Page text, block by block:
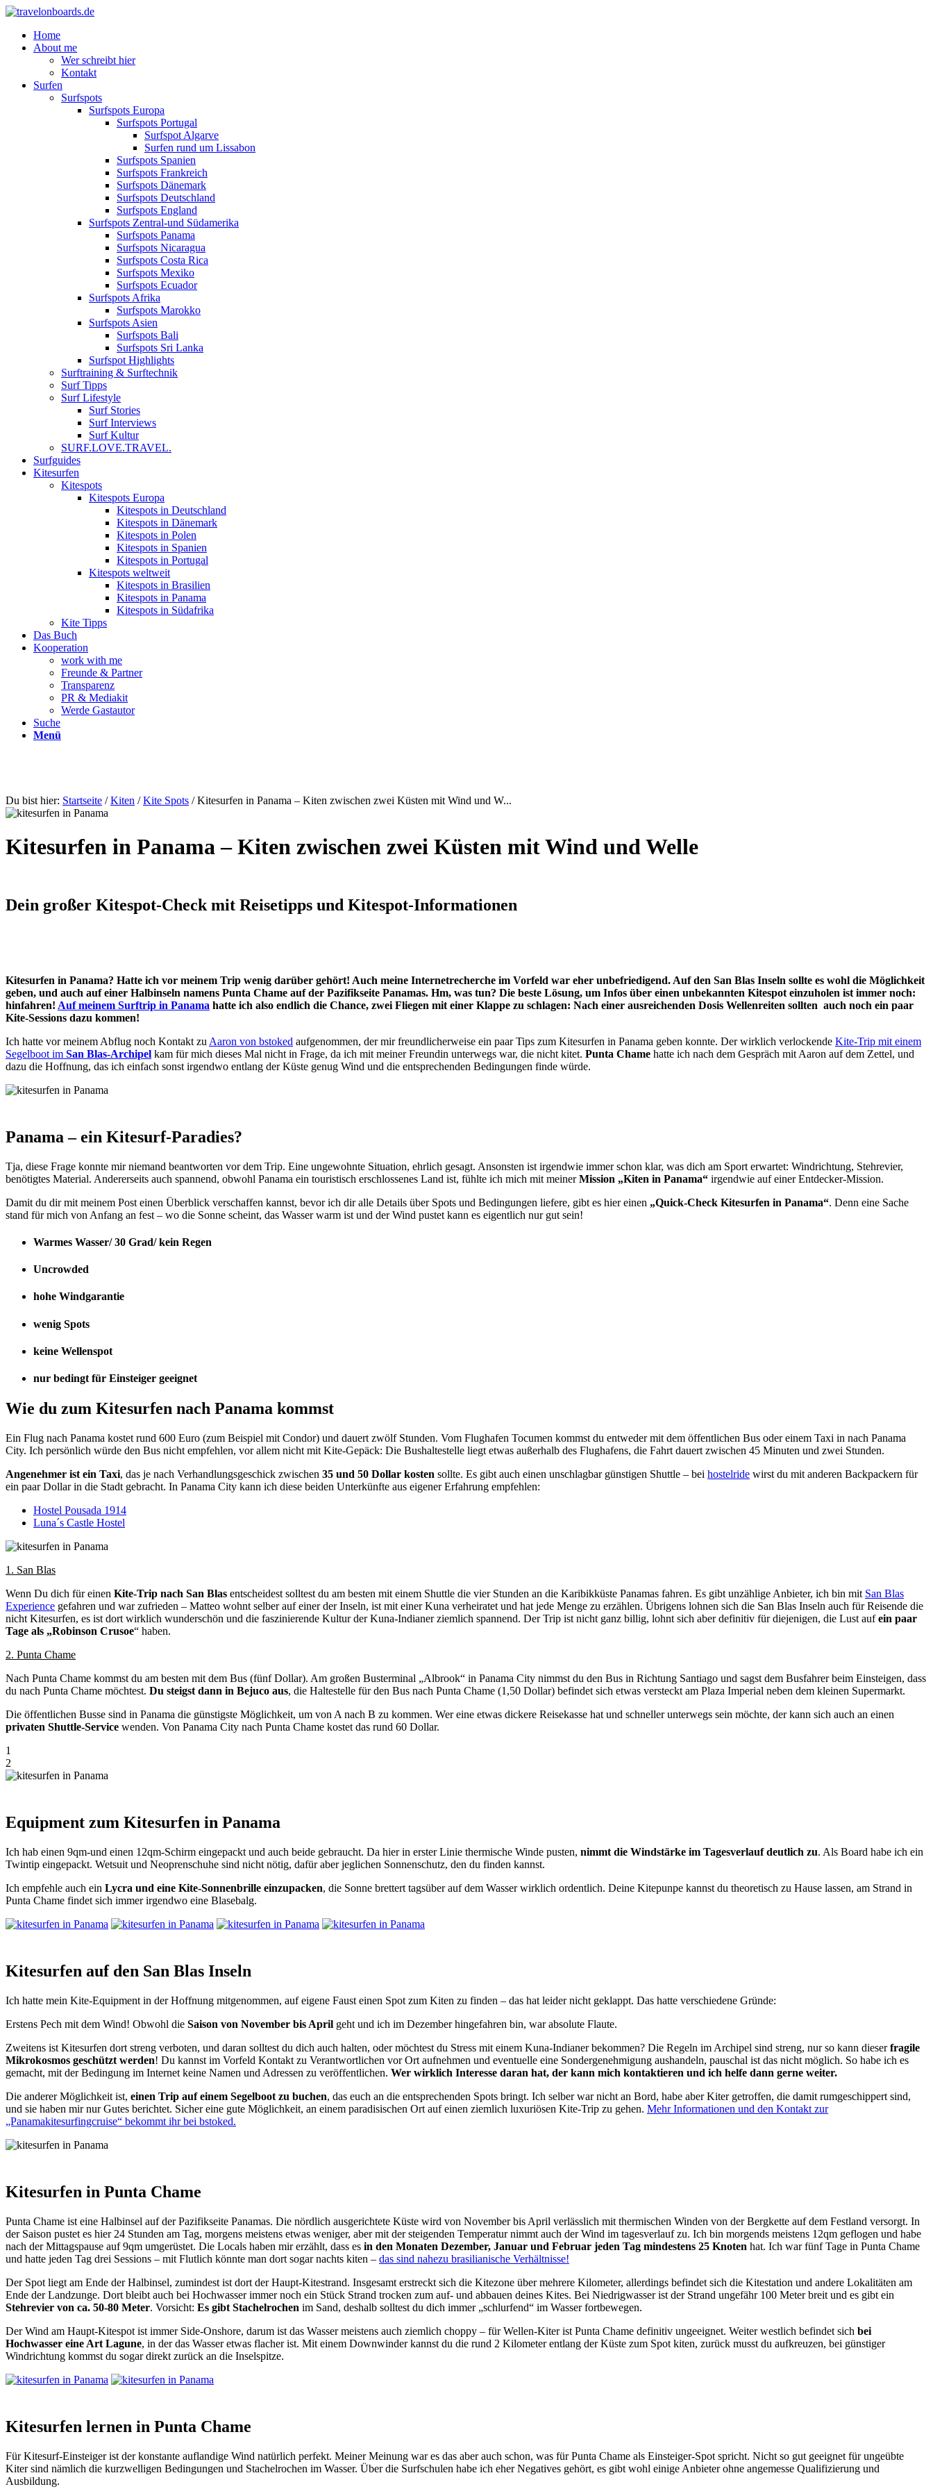
Home
About me
Wer schreibt hier
Kontakt
Surfen
Surfspots
Surfspots Europa
Surfspots Portugal
Surfspot Algarve
Surfen rund um Lissabon
Surfspots Spanien
Surfspots Frankreich
Surfspots Dänemark
Surfspots Deutschland
Surfspots England
Surfspots Zentral-und Südamerika
Surfspots Panama
Surfspots Nicaragua
Surfspots Costa Rica
Surfspots Mexiko
Surfspots Ecuador
Surfspots Afrika
Surfspots Marokko
Surfspots Asien
Surfspots Bali
Surfspots Sri Lanka
Surfspot Highlights
Surftraining & Surftechnik
Surf Tipps
Surf Lifestyle
Surf Stories
Surf Interviews
Surf Kultur
SURF.LOVE.TRAVEL.
Surfguides
Kitesurfen
Kitespots
Kitespots Europa
Kitespots in Deutschland
Kitespots in Dänemark
Kitespots in Polen
Kitespots in Spanien
Kitespots in Portugal
Kitespots weltweit
Kitespots in Brasilien
Kitespots in Panama
Kitespots in Südafrika
Kite Tipps
Das Buch
Kooperation
work with me
Freunde & Partner
Transparenz
PR & Mediakit
Werde Gastautor
Suche
Menü
Du bist hier: Startseite / Kiten / Kite Spots / Kitesurfen in Panama – Kiten zwischen zwei Küsten mit Wind und W...
Kitesurfen in Panama – Kiten zwischen zwei Küsten mit Wind und Welle
Dein großer Kitespot-Check mit Reisetipps und Kitespot-Informationen
Kitesurfen in Panama? Hatte ich vor meinem Trip wenig darüber gehört! Auch meine Internetrecherche im Vorfeld war eher unbefriedigend. Auf den San Blas Inseln sollte es wohl die Möglichkeit
geben, und auch auf einer Halbinseln namens Punta Chame auf der Pazifikseite Panamas. Hm, was tun? Die beste Lösung, um Infos über einen unbekannten Kitespot einzuholen ist immer noch:
hinfahren! Auf meinem Surftrip in Panama hatte ich also endlich die Chance, zwei Fliegen mit einer Klappe zu schlagen: Nach einer ausreichenden Dosis Wellenreiten sollten auch noch ein paar
Kite-Sessions dazu kommen!
Ich hatte vor meinem Abflug noch Kontakt zu Aaron von bstoked aufgenommen, der mir freundlicherweise ein paar Tips zum Kitesurfen in Panama geben konnte. Der wirklich verlockende Kite-Trip mit einem
Segelboot im San Blas-Archipel kam für mich dieses Mal nicht in Frage, da ich mit meiner Freundin unterwegs war, die nicht kitet. Punta Chame hatte ich nach dem Gespräch mit Aaron auf dem Zettel, und
dazu die Hoffnung, das ich einfach sonst irgendwo entlang der Küste genug Wind und die entsprechenden Bedingungen finde würde.
Panama – ein Kitesurf-Paradies?
Tja, diese Frage konnte mir niemand beantworten vor dem Trip. Eine ungewohnte Situation, ehrlich gesagt. Ansonsten ist irgendwie immer schon klar, was dich am Sport erwartet: Windrichtung, Stehrevier,
benötigtes Material. Andererseits auch spannend, obwohl Panama ein touristisch erschlossenes Land ist, fühlte ich mich mit meinerMission „Kiten in Panama“ irgendwie auf einer Entdecker-Mission.
Damit du dir mit meinem Post einen Überblick verschaffen kannst, bevor ich dir alle Details über Spots und Bedingungen liefere, gibt es hier einen „Quick-Check Kitesurfen in Panama“. Denn eine Sache
stand für mich von Anfang an fest – wo die Sonne scheint, das Wasser warm ist und der Wind pustet kann es eigentlich nur gut sein!
Warmes Wasser/ 30 Grad/ kein Regen
Uncrowded
hohe Windgarantie
wenig Spots
keine Wellenspot
nur bedingt für Einsteiger geeignet
Wie du zum Kitesurfen nach Panama kommst
Ein Flug nach Panama kostet rund 600 Euro (zum Beispiel mit Condor) und dauert zwölf Stunden. Vom Flughafen Tocumen kommst du entweder mit dem öffentlichen Bus oder einem Taxi in nach Panama
City. Ich persönlich würde den Bus nicht empfehlen, vor allem nicht mit Kite-Gepäck: Die Bushaltestelle liegt etwas außerhalb des Flughafens, die Fahrt dauert zwischen 45 Minuten und zwei Stunden.
Angenehmer ist ein Taxi, das je nach Verhandlungsgeschick zwischen 35 und 50 Dollar kosten sollte. Es gibt auch einen unschlagbar günstigen Shuttle – bei hostelride wirst du mit anderen Backpackern für
ein paar Dollar in die Stadt gebracht. In Panama City kann ich diese beiden Unterkünfte aus eigener Erfahrung empfehlen:
Hostel Pousada 1914
Luna´s Castle Hostel
1. San Blas
Wenn Du dich für einen Kite-Trip nach San Blas entscheidest solltest du am besten mit einem Shuttle die vier Stunden an die Karibikküste Panamas fahren. Es gibt unzählige Anbieter, ich bin mit San Blas
Experience gefahren und war zufrieden – Matteo wohnt selber auf einer der Inseln, ist mit einer Kuna verheiratet und hat jede Menge zu erzählen. Übrigens lohnen sich die San Blas Inseln auch für Reisende die
nicht Kitesurfen, es ist dort wirklich wunderschön und die faszinierende Kultur der Kuna-Indianer ziemlich spannend. Der Trip ist nicht ganz billig, lohnt sich aber definitiv für diejenigen, die Lust aufein paar
Tage als „Robinson Crusoe“ haben.
2. Punta Chame
Nach Punta Chame kommst du am besten mit dem Bus (fünf Dollar). Am großen Busterminal „Albrook“ in Panama City nimmst du den Bus in Richtung Santiago und sagst dem Busfahrer beim Einsteigen, dass
du nach Punta Chame möchtest. Du steigst dann in Bejuco aus, die Haltestelle für den Bus nach Punta Chame (1,50 Dollar) befindet sich etwas versteckt am Plaza Imperial neben dem kleinen Supermarkt.
Die öffentlichen Busse sind in Panama die günstigste Möglichkeit, um von A nach B zu kommen. Wer eine etwas dickere Reisekasse hat und schneller unterwegs sein möchte, der kann sich auch an einen
privaten Shuttle-Service wenden. Von Panama City nach Punta Chame kostet das rund 60 Dollar.
1
2
Equipment zum Kitesurfen in Panama
Ich hab einen 9qm-und einen 12qm-Schirm eingepackt und auch beide gebraucht. Da hier in erster Linie thermische Winde pusten, nimmt die Windstärke im Tagesverlauf deutlich zu. Als Board habe ich ein
Twintip eingepackt. Wetsuit und Neoprenschuhe sind nicht nötig, dafür aber jeglichen Sonnenschutz, den du finden kannst.
Ich empfehle auch ein Lycra und eine Kite-Sonnenbrille einzupacken, die Sonne brettert tagsüber auf dem Wasser wirklich ordentlich. Deine Kitepunpe kannst du theoretisch zu Hause lassen, am Strand in
Punta Chame findet sich immer irgendwo eine Blasebalg.
Kitesurfen auf den San Blas Inseln
Ich hatte mein Kite-Equipment in der Hoffnung mitgenommen, auf eigene Faust einen Spot zum Kiten zu finden – das hat leider nicht geklappt. Das hatte verschiedene Gründe:
Erstens Pech mit dem Wind! Obwohl die Saison von November bis April geht und ich im Dezember hingefahren bin, war absolute Flaute.
Zweitens ist Kitesurfen dort streng verboten, und daran solltest du dich auch halten, oder möchtest du Stress mit einem Kuna-Indianer bekommen? Die Regeln im Archipel sind streng, nur so kann dieserfragile
Mikrokosmos geschützt werden! Du kannst im Vorfeld Kontakt zu Verantwortlichen vor Ort aufnehmen und eventuelle eine Sondergenehmigung aushandeln, pauschal ist das nicht möglich. So habe ich es
gemacht, mit der Bedingung im Internet keine Namen und Adressen zu veröffentlichen. Wer wirklich Interesse daran hat, der kann mich kontaktieren und ich helfe dann gerne weiter.
Die anderer Möglichkeit ist, einen Trip auf einem Segelboot zu buchen, das euch an die entsprechenden Spots bringt. Ich selber war nicht an Bord, habe aber Kiter getroffen, die damit rumgeschippert sind,
und sie haben mir nur Gutes berichtet. Sicher eine gute Möglichkeit, an einem paradisischen Ort auf einen ziemlich luxuriösen Kite-Trip zu gehen. Mehr Informationen und den Kontakt zur
„Panamakitesurfingcruise“ bekommt ihr bei bstoked.
Kitesurfen in Punta Chame
Punta Chame ist eine Halbinsel auf der Pazifikseite Panamas. Die nördlich ausgerichtete Küste wird von November bis April verlässlich mit thermischen Winden von der Bergkette auf dem Festland versorgt. In
der Saison pustet es hier 24 Stunden am Tag, morgens meistens etwas weniger, aber mit der steigenden Temperatur nimmt auch der Wind im tagesverlauf zu. Ich bin morgends meistens 12qm geflogen und habe
nach der Mittagspause auf 9qm umgerüstet. Die Locals haben mir erzählt, dass es in den Monaten Dezember, Januar und Februar jeden Tag mindestens 25 Knoten hat. Ich war fünf Tage in Punta Chame
und hatte jeden Tag drei Sessions – mit Flutlich könnte man dort sogar nachts kiten – das sind nahezu brasilianische Verhältnisse!
Der Spot liegt am Ende der Halbinsel, zumindest ist dort der Haupt-Kitestrand. Insgesamt erstreckt sich die Kitezone über mehrere Kilometer, allerdings befindet sich die Kitestation und andere Lokalitäten am
Ende der Landzunge. Dort bleibt auch bei Hochwasser immer noch ein Stück Strand trocken zum auf- und abbauen deines Kites. Bei Niedrigwasser ist der Strand ungefähr 100 Meter breit und es gibt ein
Stehrevier von ca. 50-80 Meter. Vorsicht: Es gibt Stachelrochen im Sand, deshalb solltest du dich immer „schlurfend“ im Wasser fortbewegen.
Der Wind am Haupt-Kitespot ist immer Side-Onshore, darum ist das Wasser meistens auch ziemlich choppy – für Wellen-Kiter ist Punta Chame definitiv ungeeignet. Weiter westlich befindet sich bei
Hochwasser eine Art Lagune, in der das Wasser etwas flacher ist. Mit einem Downwinder kannst du die rund 2 Kilometer entlang der Küste zum Spot kiten, zurück musst du aufkreuzen, bei günstiger
Windrichtung kommst du sogar direkt zurück an die Inselspitze.
Kitesurfen lernen in Punta Chame
Für Kitesurf-Einsteiger ist der konstante auflandige Wind natürlich perfekt. Meiner Meinung war es das aber auch schon, was für Punta Chame als Einsteiger-Spot spricht. Nicht so gut geeignet für ungeübte
Kiter sind nämlich die kurzwelligen Bedingungen und Stachelrochen im Wasser. Über die Surfschulen habe ich eher Negatives gehört, es gibt wohl einige Anbieter ohne angemesse Qualifizierung und
Ausbildung.